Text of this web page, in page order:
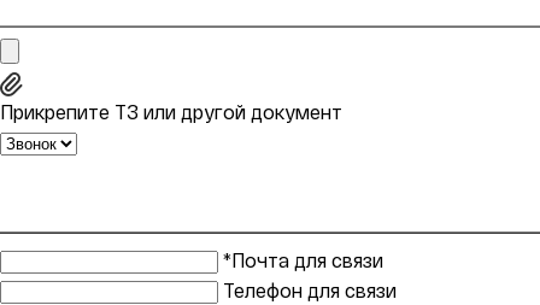
Прикрепите ТЗ или другой документ
*Почта для связи
Телефон для связи